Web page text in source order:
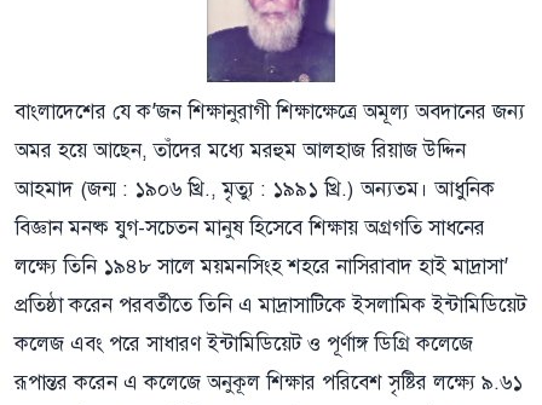
বাংলাদেশের যে ক’জন শিক্ষানুরাগী শিক্ষাক্ষেত্রে অমূল্য অবদানের জন্য
অমর হয়ে আছেন, তাঁদের মধ্যে মরহুম আলহাজ রিয়াজ উদ্দিন
আহমাদ (জন্ম : ১৯০৬ খ্রি., মৃত্যু : ১৯৯১ খ্রি.) অন্যতম। আধুনিক
বিজ্ঞান মনষ্ক যুগ-সচেতন মানুষ হিসেবে শিক্ষায় অগ্রগতি সাধনের
লক্ষ্যে তিনি ১৯৪৮ সালে ময়মনসিংহ শহরে নাসিরাবাদ হাই মাদ্রাসা’
প্রতিষ্ঠা করেন পরবর্তীতে তিনি এ মাদ্রাসাটিকে ইসলামিক ইন্টামিডিয়েট
কলেজ এবং পরে সাধারণ ইন্টামিডিয়েট ও পূর্ণাঙ্গ ডিগ্রি কলেজে
রূপান্তর করেন এ কলেজে অনুকূল শিক্ষার পরিবেশ সৃষ্টির লক্ষ্যে ৯.৬১